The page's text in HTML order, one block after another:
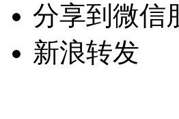
分享到微信
新浪转发